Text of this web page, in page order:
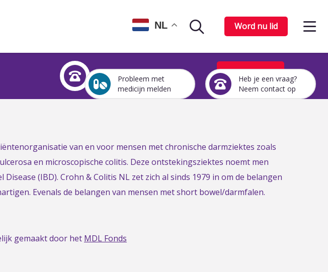
Crohn en colitis (IBD)
met
professionals
Word nu lid
Zoekpagina
NL
Probleem met
medicijn melden
medicijn
Heb je een vraag?
Neem contact op
je
Word nu lid
van en voor mensen met chronische darmziektes zoals
en microscopische colitis. Deze ontstekingsziektes noemt men
(IBD). Crohn & Colitis NL zet zich al sinds 1979 in om de belangen
Evenals de belangen van mensen met short bowel/darmfalen.
gemaakt door het MDL Fonds